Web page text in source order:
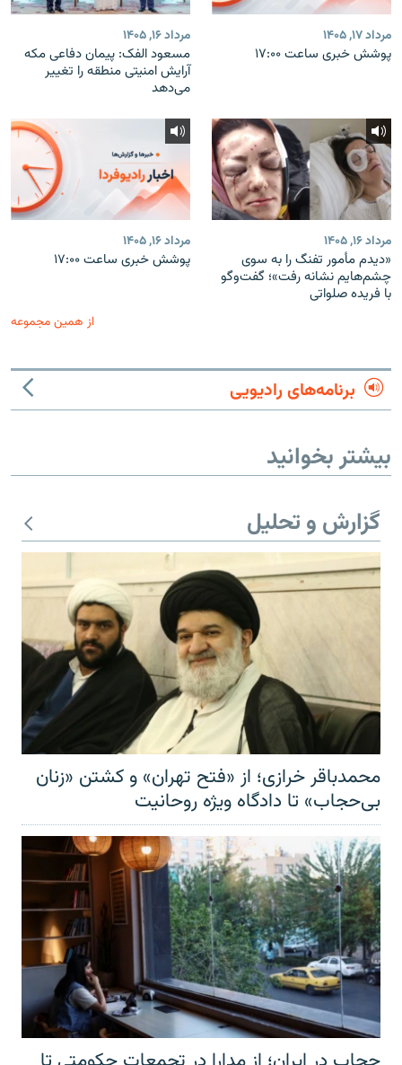
مرداد ۱۷, ۱۴۰۵
پوشش خبری ساعت ۱۷:۰۰
مرداد ۱۶, ۱۴۰۵
مسعود الفک: پیمان دفاعی مکه
آرایش امنیتی منطقه را تغییر
می‌دهد
مرداد ۱۶, ۱۴۰۵
«دیدم مأمور تفنگ را به سوی
چشم‌هایم نشانه رفت»؛ گفت‌و‌گو
با فریده صلواتی
مرداد ۱۶, ۱۴۰۵
پوشش خبری ساعت ۱۷:۰۰
از همین مجموعه
برنامه‌های رادیویی
بیشتر بخوانید
گزارش و تحلیل
محمدباقر خرازی؛ از «فتح تهران» و کشتن «زنان
بی‌حجاب» تا دادگاه ویژه روحانیت